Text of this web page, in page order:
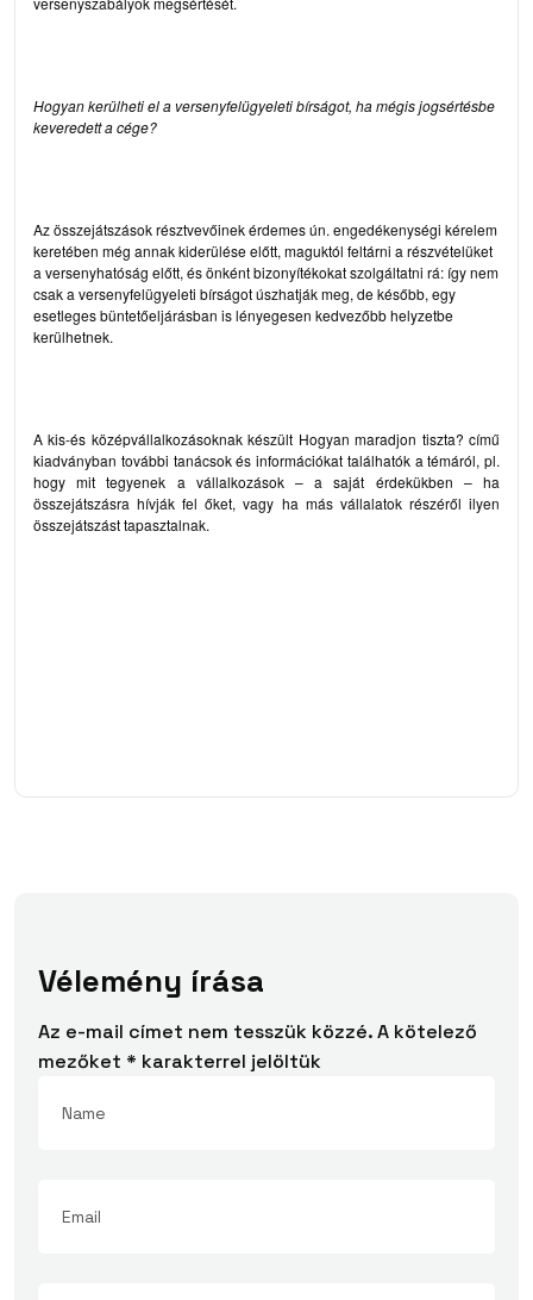
Hogyan kerülheti el a versenyfelügyeleti bírságot, ha mégis jogsértésbe
keveredett a cége?
Az összejátszások résztvevőinek érdemes ún. engedékenységi kérelem
keretében még annak kiderülése előtt, maguktól feltárni a részvételüket
a versenyhatóság előtt, és önként bizonyítékokat szolgáltatni rá: így nem
csak a versenyfelügyeleti bírságot úszhatják meg, de később, egy
esetleges büntetőeljárásban is lényegesen kedvezőbb helyzetbe
kerülhetnek.
A kis-és középvállalkozásoknak készült Hogyan maradjon tiszta? című
kiadványban további tanácsok és információkat találhatók a témáról, pl.
hogy mit tegyenek a vállalkozások – a saját érdekükben – ha
összejátszásra hívják fel őket, vagy ha más vállalatok részéről ilyen
összejátszást tapasztalnak.
Vélemény írása
Az e-mail címet nem tesszük közzé.A kötelező
mezőket * karakterrel jelöltük